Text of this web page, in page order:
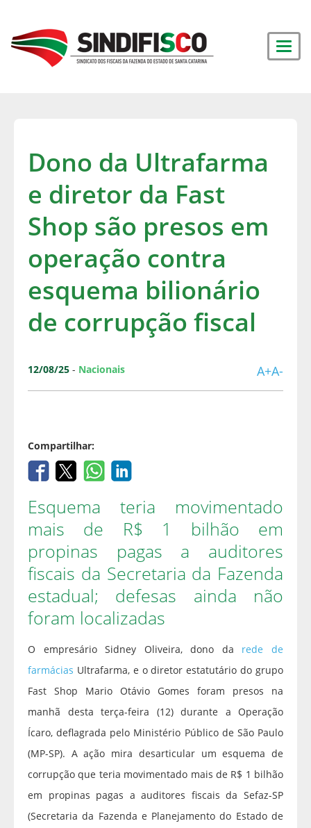
Dono da Ultrafarma
e diretor da Fast
Shop são presos em
operação contra
esquema bilionário
de corrupção fiscal
12/08/25 - Nacionais A+A-
Compartilhar:
Esquema teria movimentado
mais de R$ 1 bilhão em
propinas pagas a auditores
fiscais da Secretaria da Fazenda
estadual; defesas ainda não
foram localizadas
O empresário Sidney Oliveira, dono da rede de
farmácias Ultrafarma, e o diretor estatutário do grupo
Fast Shop Mario Otávio Gomes foram presos na
manhã desta terça-feira (12) durante a Operação
Ícaro, deflagrada pelo Ministério Público de São Paulo
(MP-SP). A ação mira desarticular um esquema de
corrupção que teria movimentado mais de R$ 1 bilhão
em propinas pagas a auditores fiscais da Sefaz-SP
(Secretaria da Fazenda e Planejamento do Estado de